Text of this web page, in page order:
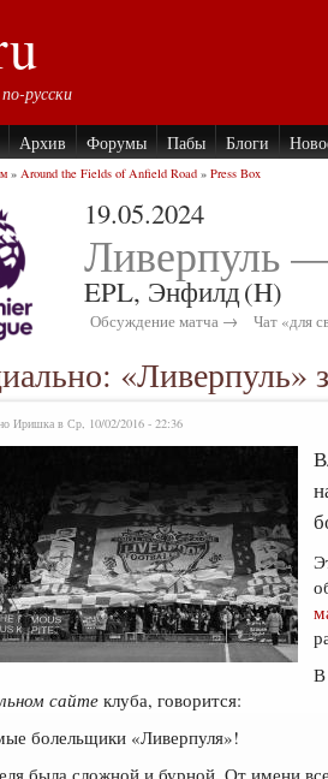
русски
Архив Форумы Пабы Блоги
» Around the Fields of Anfield Road » Press Box
19.05.2024
Ливерпуль
EPL, Энфилд(H)
Обсуждение матча → Чат «для
«Ливерпуль»
Иришка в Ср, 10/02/2016 - 22:36
В
сайте клуба, говорится:
болельщики «Ливерпуля»!
была сложной и бурной. От имени